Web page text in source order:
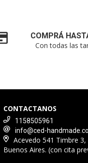
COMPRÁ
Con todas las
CONTACTANOS
1158505961
info@ced-
Acevedo 541 Timbre 3,
Buenos Aires. (con cita